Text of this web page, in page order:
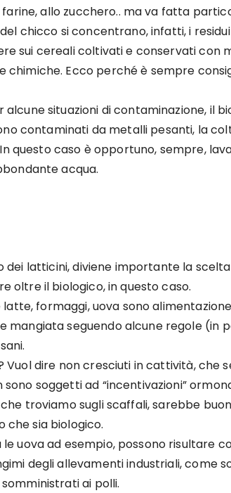
allo zucchero.. ma va fatta
chicco si concentrano, infatti, i
sui cereali coltivati e conservati con
chimiche. Ecco perché è sempre
situazioni di contaminazione, il
contaminati da metalli pesanti, la
questo caso è opportuno, sempre,
acqua.
dei latticini, diviene importante la
oltre il biologico, in questo caso.
formaggi, uova sono
mangiata seguendo alcune regole
Vuol dire non cresciuti in cattività, che
sono soggetti ad “incentivazioni”
troviamo sugli scaffali, sarebbe
che sia biologico.
le uova ad esempio, possono risultare
degli allevamenti industriali, come
ai polli.